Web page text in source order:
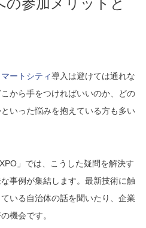
の参加メリットと
ートシティ導入は避けては通れな
から手をつければいいのか、どの
いった悩みを抱えている方も多い
」では、こうした疑問を解決す
事例が集結します。最新技術に触
いる自治体の話を聞いたり、企業
機会です。